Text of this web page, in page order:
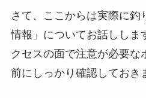
さて、ここからは実際に釣
情報」についてお話ししま
クセスの面で注意が必要な
前にしっかり確認しておき